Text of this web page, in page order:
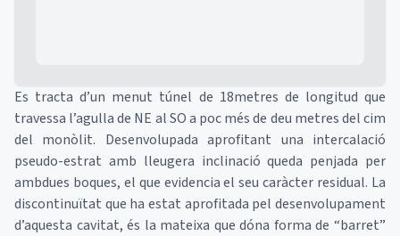
Es tracta d’un menut túnel de 18metres de longitud que
travessa l’agulla de NE al SO a poc més de deu metres del cim
del monòlit. Desenvolupada aprofitant una intercalació
pseudo-estrat amb lleugera inclinació queda penjada per
ambdues boques, el que evidencia el seu caràcter residual. La
discontinuïtat que ha estat aprofitada pel desenvolupament
d’aquesta cavitat, és la mateixa que dóna forma de “barret”